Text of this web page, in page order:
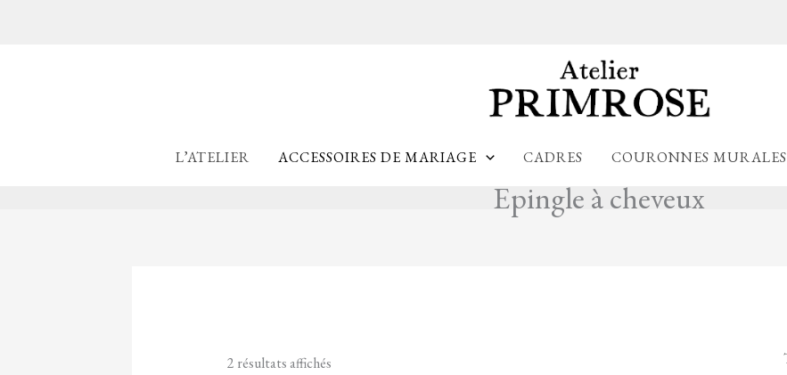
L’ATELIER ACCESSOIRES DE MARIAGE CADRES COURONNES MURALES
Epingle à cheveux
2 résultats affichés